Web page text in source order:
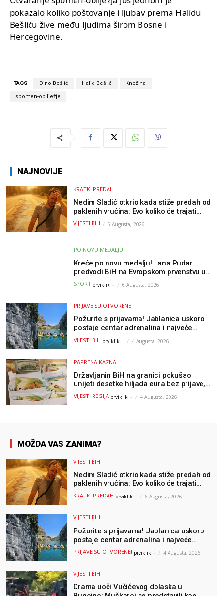
pokazalo koliko poštovanje i ljubav prema Halidu
Bešliću žive među ljudima širom Bosne i
Hercegovine.
TAGS Dino Bešlić Halid Bešlić Knežina
spomen-obilježje
NAJNOVIJE
KRATKI PREDAH
Nedim Sladić otkrio kada stiže predah od
paklenih vrućina: Evo koliko će trajati
osvježenje u BiH
VIJESTI BIH 6 Augusta, 2026
PO NOVU MEDALJU
Kreće po novu medalju! Lana Pudar
predvodi BiH na Evropskom prvenstvu u
Parizu
SPORT prviklik - 6 Augusta, 2026
PRIJAVE SU OTVORENE!
Požurite s prijavama! Jablanica uskoro
postaje centar adrenalina i najveće
outdoor avanture ovog ljeta
VIJESTI BIH prviklik - 4 Augusta, 2026
PAPRENA KAZNA
Državljanin BiH na granici pokušao
unijeti desetke hiljada eura bez prijave,
uslijedila “paprena” kazna
VIJESTI REGIJA prviklik - 4 Augusta, 2026
MOŽDA VAS ZANIMA?
VIJESTI BIH
Nedim Sladić otkrio kada stiže predah od
paklenih vrućina: Evo koliko će trajati
osvježenje u BiH
KRATKI PREDAH prviklik - 6 Augusta, 2026
VIJESTI BIH
Požurite s prijavama! Jablanica uskoro
postaje centar adrenalina i najveće
outdoor avanture ovog ljeta
PRIJAVE SU OTVORENE! prviklik - 4 Augusta, 2026
VIJESTI BIH
Drama uoči Vučićevog dolaska u